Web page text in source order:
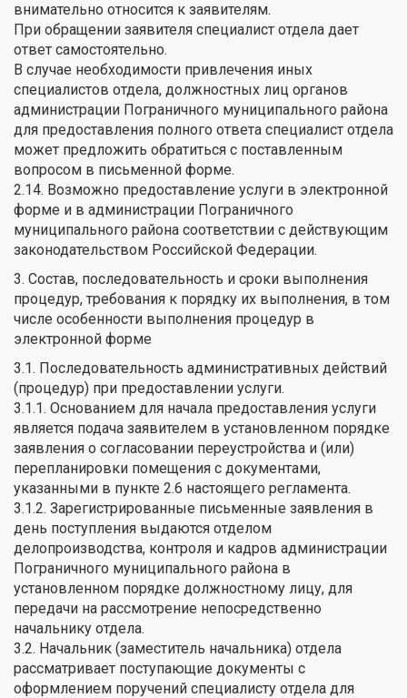
внимательно относится к заявителям.
При обращении заявителя специалист отдела дает
ответ самостоятельно.
В случае необходимости привлечения иных
специалистов отдела, должностных лиц органов
администрации Пограничного муниципального района
для предоставления полного ответа специалист отдела
может предложить обратиться с поставленным
вопросом в письменной форме.
2.14. Возможно предоставление услуги в электронной
форме и в администрации Пограничного
муниципального района соответствии с действующим
законодательством Российской Федерации.
3. Состав, последовательность и сроки выполнения
процедур, требования к порядку их выполнения, в том
числе особенности выполнения процедур в
электронной форме
3.1. Последовательность административных действий
(процедур) при предоставлении услуги.
3.1.1. Основанием для начала предоставления услуги
является подача заявителем в установленном порядке
заявления о согласовании переустройства и (или)
перепланировки помещения с документами,
указанными в пункте 2.6 настоящего регламента.
3.1.2. Зарегистрированные письменные заявления в
день поступления выдаются отделом
делопроизводства, контроля и кадров администрации
Пограничного муниципального района в
установленном порядке должностному лицу, для
передачи на рассмотрение непосредственно
начальнику отдела.
3.2. Начальник (заместитель начальника) отдела
рассматривает поступающие документы с
оформлением поручений специалисту отдела для